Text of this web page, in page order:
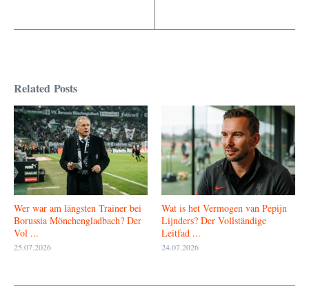
Related Posts
Wer war am längsten Trainer bei
Borussia Mönchengladbach? Der
Vol ...
25.07.2026
Wat is het Vermogen van Pepijn
Lijnders? Der Vollständige
Leitfad ...
24.07.2026